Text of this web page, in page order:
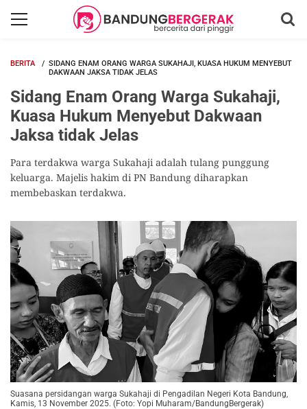
BERITA
SIDANG ENAM ORANG WARGA SUKAHAJI, KUASA HUKUM MENYEBUT
DAKWAAN JAKSA TIDAK JELAS
Sidang Enam Orang Warga Sukahaji,
Kuasa Hukum Menyebut Dakwaan
Jaksa tidak Jelas
Para terdakwa warga Sukahaji adalah tulang punggung
keluarga. Majelis hakim di PN Bandung diharapkan
membebaskan terdakwa.
Suasana persidangan warga Sukahaji di Pengadilan Negeri Kota Bandung,
Kamis, 13 November 2025. (Foto: Yopi Muharam/BandungBergerak)